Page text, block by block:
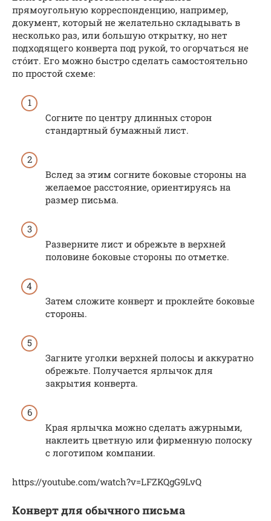
прямоугольную корреспонденцию, например,
документ, который не желательно складывать в
несколько раз, или большую открытку, но нет
подходящего конверта под рукой, то огорчаться не
стóит. Его можно быстро сделать самостоятельно
по простой схеме:
Согните по центру длинных сторон
стандартный бумажный лист.
Вслед за этим согните боковые стороны на
желаемое расстояние, ориентируясь на
размер письма.
Разверните лист и обрежьте в верхней
половине боковые стороны по отметке.
Затем сложите конверт и проклейте боковые
стороны.
Загните уголки верхней полосы и аккуратно
обрежьте. Получается ярлычок для
закрытия конверта.
Края ярлычка можно сделать ажурными,
наклеить цветную или фирменную полоску
с логотипом компании.
https://youtube.com/watch?v=LFZKQgG9LvQ
Конверт для обычного письма